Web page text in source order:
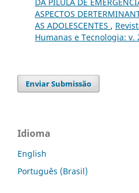
ASPECTOS
AS ADOLESCENTES ,
Humanas e Tecnologia: v.
Enviar Submissão
Idioma
English
Português (Brasil)